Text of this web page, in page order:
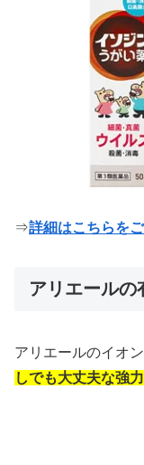
⇒詳細はこちらをご
アリエールの
アリエールのイオ
しでも大丈夫な強